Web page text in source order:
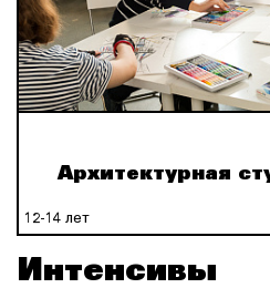
12-14 лет
Архитектурная
Интенсивы